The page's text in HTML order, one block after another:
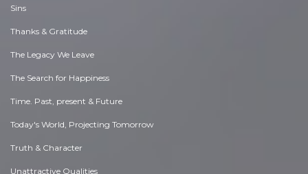
Sins
Thanks & Gratitude
The Legacy We Leave
The Search for Happiness
Time. Past, present & Future
Today's World, Projecting Tomorrow
Truth & Character
Unattractive Qualities